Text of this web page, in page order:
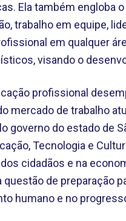
Ela também engloba
trabalho em equipe,
em qualquer
visando o
profissional
mercado de trabalho
governo do estado de
Tecnologia e
cidadãos e na
questão de preparação
humano e no